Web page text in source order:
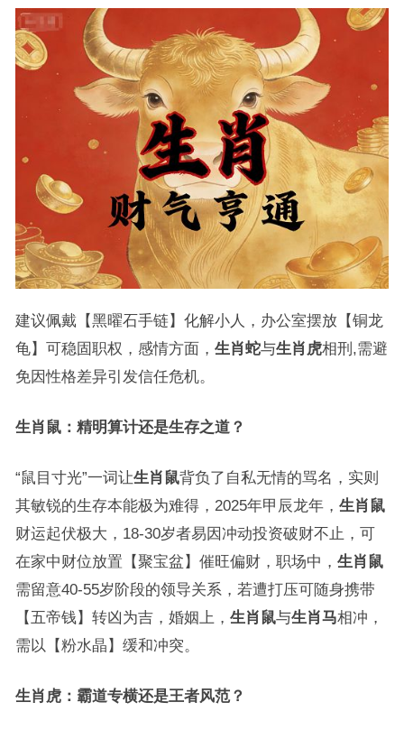
建议佩戴【黑曜石手链】化解小人，办公室摆放【铜龙
龟】可稳固职权，感情方面， 生肖蛇与生肖虎相刑,需避
免因性格差异引发信任危机。
生肖鼠：精明算计还是生存之道？
“鼠目寸光”一词让生肖鼠背负了自私无情的骂名，实则
其敏锐的生存本能极为难得，2025年甲辰龙年， 生肖鼠
财运起伏极大，18-30岁者易因冲动投资破财不止，可
在家中财位放置【聚宝盆】催旺偏财，职场中， 生肖鼠
需留意40-55岁阶段的领导关系，若遭打压可随身携带
【五帝钱】转凶为吉，婚姻上， 生肖鼠与生肖马相冲，
需以【粉水晶】缓和冲突。
生肖虎：霸道专横还是王者风范？